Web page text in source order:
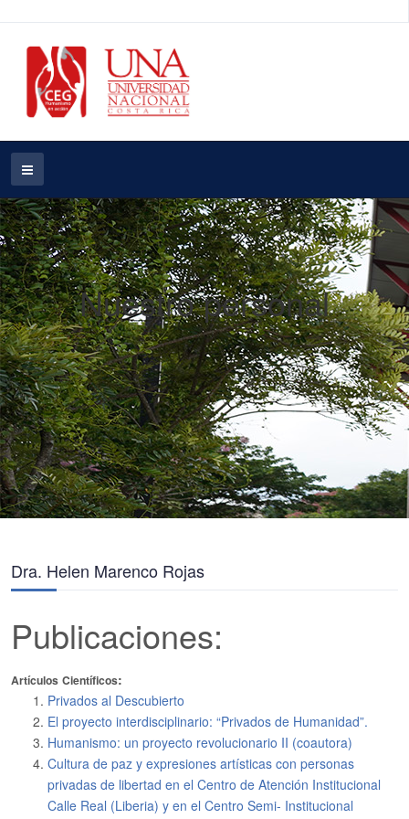
Nuestro personal
Dra. Helen Marenco Rojas
Publicaciones:
Artículos Científicos:
Privados al Descubierto
El proyecto interdisciplinario: “Privados de Humanidad”.
Humanismo: un proyecto revolucionario II (coautora)
Cultura de paz y expresiones artísticas con personas
privadas de libertad en el Centro de Atención Institucional
Calle Real (Liberia) y en el Centro Semi- Institucional